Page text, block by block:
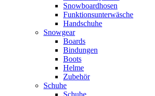
Snowboardhosen
Funktionsunterwäsche
Handschuhe
Snowgear
Boards
Bindungen
Boots
Helme
Zubehör
Schuhe
Schuhe